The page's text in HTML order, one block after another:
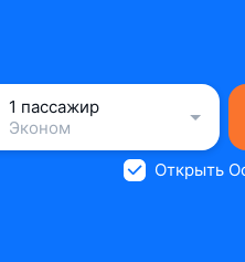
1 пассажир
Эконом
Открыть